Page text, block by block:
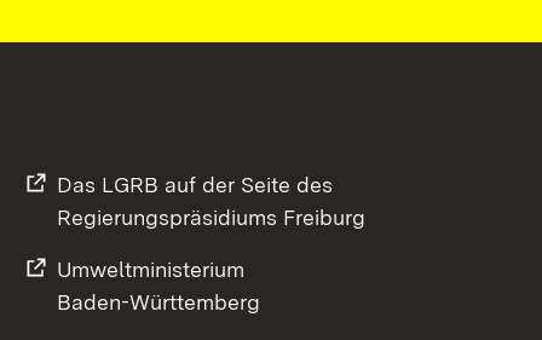
Das LGRB auf der Seite des
Regierungspräsidiums Freiburg
Umweltministerium
Baden-Württemberg